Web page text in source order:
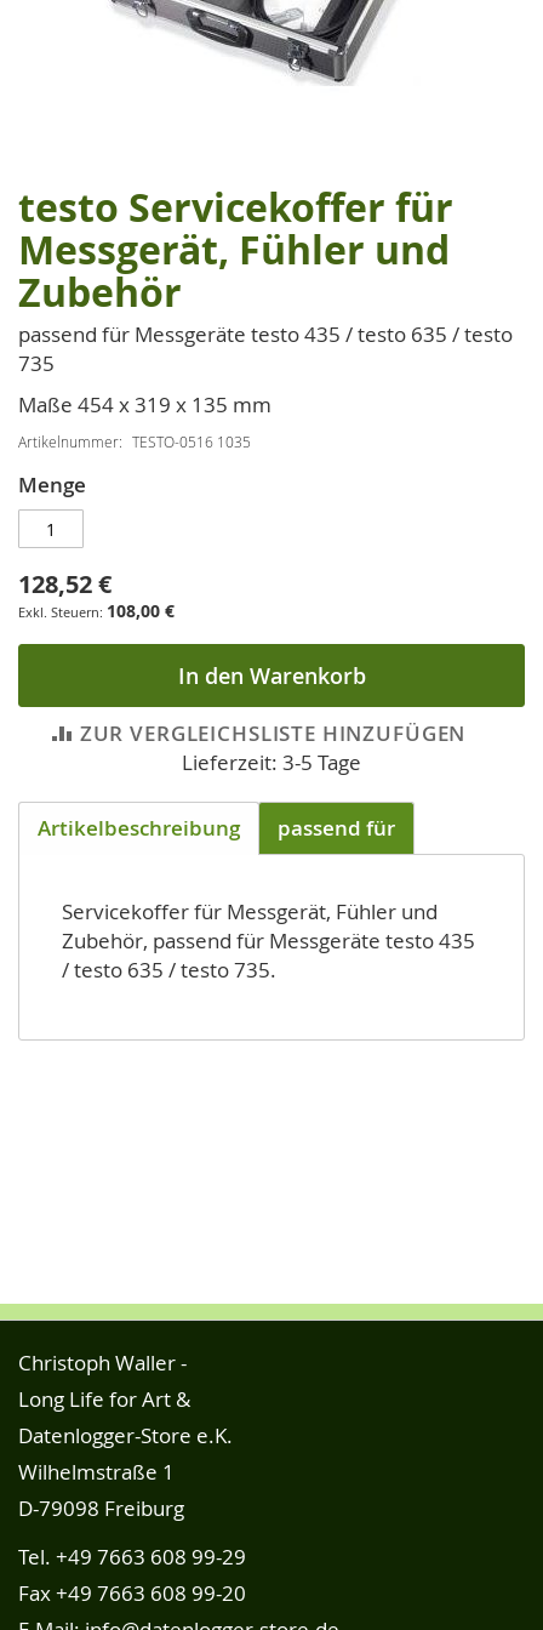
Zum
Anfang
der
Bildgalerie
springen
testo Servicekoffer für
Messgerät, Fühler und
Zubehör
passend für Messgeräte testo 435 / testo 635 / testo
735
Maße 454 x 319 x 135 mm
Artikelnummer TESTO-0516 1035
Menge
128,52 €
108,00 €
In den Warenkorb
ZUR VERGLEICHSLISTE HINZUFÜGEN
Lieferzeit: 3-5 Tage
Artikelbeschreibung passend für
Servicekoffer für Messgerät, Fühler und
Zubehör, passend für Messgeräte testo 435
/ testo 635 / testo 735.
Christoph Waller -
Long Life for Art &
Datenlogger-Store e.K.
Wilhelmstraße 1
D-79098 Freiburg
Tel. +49 7663 608 99-29
Fax +49 7663 608 99-20